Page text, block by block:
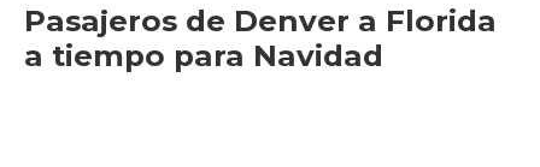
Pasajeros de Denver a Florida
a tiempo para Navidad